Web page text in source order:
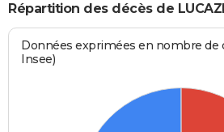
Répartition des décès de
Données exprimées en nombre de
Insee)